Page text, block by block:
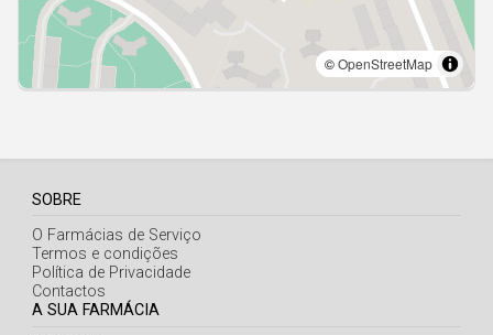
SOBRE
O Farmácias de Serviço
Termos e condições
Política de Privacidade
Contactos
A SUA FARMÁCIA